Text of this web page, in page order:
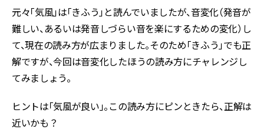
元々「気風」は「きふう」と読んでいましたが、音変化（発音が
難しい、あるいは発音しづらい音を楽にするための変化）し
て、現在の読み方が広まりました。そのため「きふう」でも正
解ですが、今回は音変化したほうの読み方にチャレンジし
てみましょう。
ヒントは「気風が良い」。この読み方にピンときたら、正解は
近いかも？